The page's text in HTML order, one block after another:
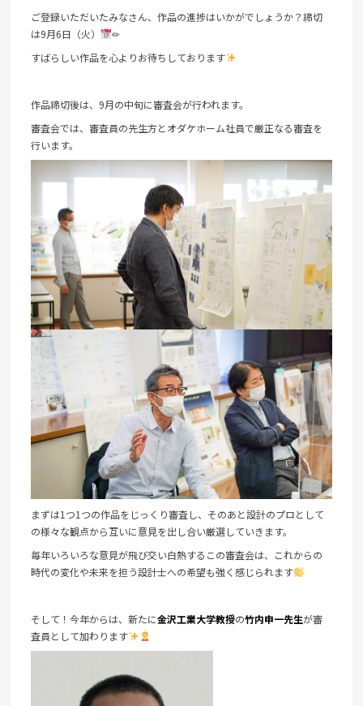
ご登録いただいたみなさん、作品の進捗はいかがでしょうか？締切
は9月6日（火）
✏
すばらしい作品を心よりお待ちしております
作品締切後は、9月の中旬に審査会が行われます。
審査会では、審査員の先生方とオダケホーム社員で厳正なる審査を
行います。
まずは1つ1つの作品をじっくり審査し、そのあと設計のプロとして
の様々な観点から互いに意見を出し合い厳選していきます。
毎年いろいろな意見が飛び交い白熱するこの審査会は、これからの
時代の変化や未来を担う設計士への希望も強く感じられます
そして！今年からは、新たに金沢工業大学教授の竹内申一先生が審
査員として加わります